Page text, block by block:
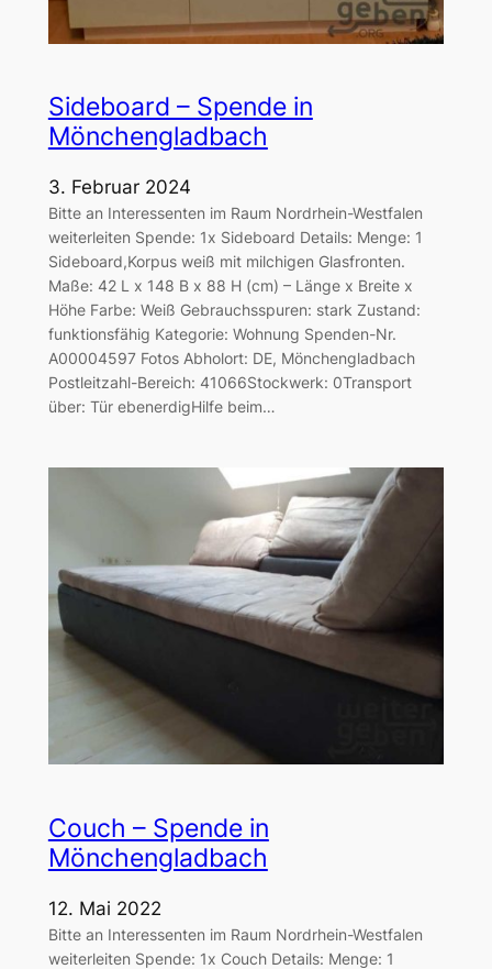
Sideboard – Spende in
Mönchengladbach
3. Februar 2024
Bitte an Interessenten im Raum Nordrhein-Westfalen
weiterleiten Spende: 1x Sideboard Details: Menge: 1
Sideboard,Korpus weiß mit milchigen Glasfronten.
Maße: 42 L x 148 B x 88 H (cm) – Länge x Breite x
Höhe Farbe: Weiß Gebrauchsspuren: stark Zustand:
funktionsfähig Kategorie: Wohnung Spenden-Nr.
A00004597 Fotos Abholort: DE, Mönchengladbach
Postleitzahl-Bereich: 41066Stockwerk: 0Transport
über: Tür ebenerdigHilfe beim…
Couch – Spende in
Mönchengladbach
12. Mai 2022
Bitte an Interessenten im Raum Nordrhein-Westfalen
weiterleiten Spende: 1x Couch Details: Menge: 1